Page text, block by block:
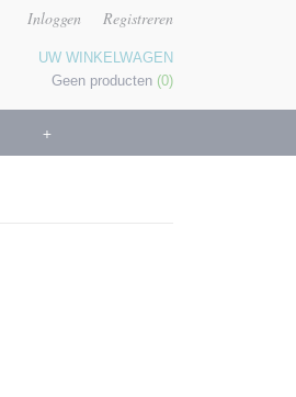
Inloggen Registreren
UW WINKELWAGEN
Geen producten (0)
+